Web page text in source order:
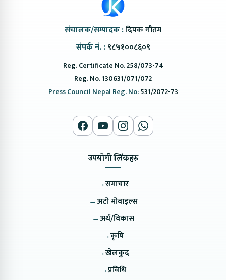
संचालक/सम्पादक :दिपक गौतम
संपर्क नं. : ९८५१००८६०९
Reg. Certificate No. 258/073-74
Reg. No. 130631/071/072
Press Council Nepal Reg. No:531/2072-73
उपयोगी लिंकहरु
→समाचार
→अटो मोवाइल्स
→अर्थ/विकास
→कृषि
→खेलकुद
→प्रविधि